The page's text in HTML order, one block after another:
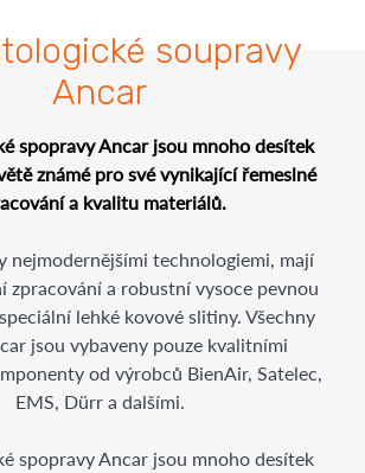
soupravy
Ancar
spopravy Ancar jsou mnoho desítek
známé pro své vynikající řemeslné
a kvalitu materiálů.
nejmodernějšími technologiemi, mají
zpracování a robustní vysoce pevnou
lehké kovové slitiny. Všechny
jsou vybaveny pouze kvalitními
od výrobců BienAir, Satelec,
EMS, Dürr a dalšími.
spopravy Ancar jsou mnoho desítek